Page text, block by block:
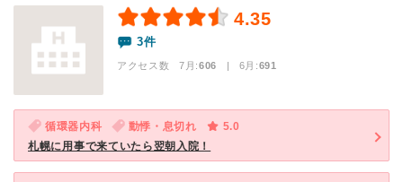
4.35
3件
アクセス数 7月:606 | 6月:691
循環器内科 動悸・息切れ
5.0
札幌に用事で来ていたら翌朝入院！